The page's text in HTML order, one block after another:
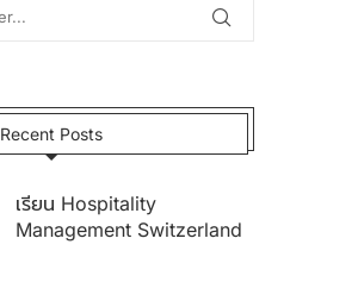
Recent Posts
เรียน Hospitality
Management Switzerland